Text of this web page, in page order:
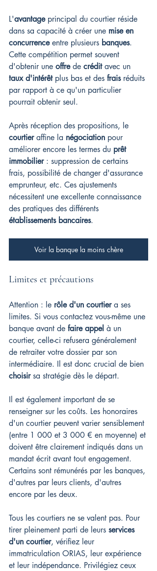
L'avantage principal du courtier réside
dans sa capacité à créer une mise en
concurrence entre plusieurs banques.
Cette compétition permet souvent
d'obtenir une offre de crédit avec un
taux d'intérêt plus bas et des frais réduits
par rapport à ce qu'un particulier
pourrait obtenir seul.
Après réception des propositions, le
courtier affine la négociation pour
améliorer encore les termes du prêt
immobilier : suppression de certains
frais, possibilité de changer d'assurance
emprunteur, etc. Ces ajustements
nécessitent une excellente connaissance
des pratiques des différents
établissements bancaires.
Voir la banque la moins chère
Limites et précautions
Attention : le rôle d'un courtier a ses
limites. Si vous contactez vous-même une
banque avant de faire appel à un
courtier, celle-ci refusera généralement
de retraiter votre dossier par son
intermédiaire. Il est donc crucial de bien
choisir sa stratégie dès le départ.
Il est également important de se
renseigner sur les coûts. Les honoraires
d'un courtier peuvent varier sensiblement
(entre 1 000 et 3 000 € en moyenne) et
doivent être clairement indiqués dans un
mandat écrit avant tout engagement.
Certains sont rémunérés par les banques,
d'autres par leurs clients, d'autres
encore par les deux.
Tous les courtiers ne se valent pas. Pour
tirer pleinement parti de leurs services
d'un courtier, vérifiez leur
immatriculation ORIAS, leur expérience
et leur indépendance. Privilégiez ceux